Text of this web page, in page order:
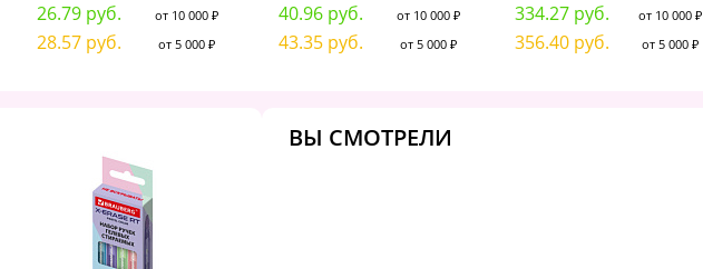
26.79 руб. от 10 000 ₽
28.57 руб. от 5 000 ₽
40.96 руб. от 10 000 ₽
43.35 руб. от 5 000 ₽
334.27 руб. от 10 000 ₽
356.40 руб. от 5 000 ₽
ВЫ СМОТРЕЛИ